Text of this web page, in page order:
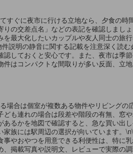
すぐに夜市に行ける立地なら、夕食の時
の交差点名」などの表記を確認しまし
最大化したいカップルや友人同士の旅
説明の静音に関する記載を注意深く読む
しておくと安心です。また、夜市は季
はコンパクトな間取りが多い反面、立
場合は個室が複数ある物件やリビングの
も連れの場合は段差や階段の有無、窓
るかを地図で確認すると、急な買い出
族には駅周辺の選択が向いています。
やおやつを用意できる利便性は、特に
掲載写真や説明文、レビューで実際の